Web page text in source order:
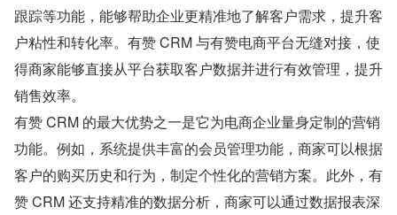
跟踪等功能，能够帮助企业更精准地了解客户需求，提升客
户粘性和转化率。有赞 CRM 与有赞电商平台无缝对接，使
得商家能够直接从平台获取客户数据并进行有效管理，提升
销售效率。
有赞 CRM 的最大优势之一是它为电商企业量身定制的营销
功能。例如，系统提供丰富的会员管理功能，商家可以根据
客户的购买历史和行为，制定个性化的营销方案。此外，有
赞 CRM 还支持精准的数据分析，商家可以通过数据报表深